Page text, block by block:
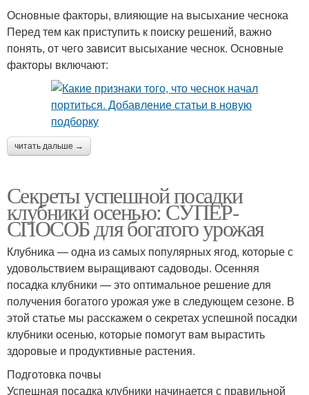
Основные факторы, влияющие на высыхание чеснока
Перед тем как приступить к поиску решений, важно
понять, от чего зависит высыхание чеснок. Основные
факторы включают:
читать дальше →
Секреты успешной посадки
клубники осенью: СУПЕР-
СПОСОБ для богатого урожая
Клубника — одна из самых популярных ягод, которые с
удовольствием выращивают садоводы. Осенняя
посадка клубники — это оптимальное решение для
получения богатого урожая уже в следующем сезоне. В
этой статье мы расскажем о секретах успешной посадки
клубники осенью, которые помогут вам вырастить
здоровые и продуктивные растения.
Подготовка почвы
Успешная посадка клубники начинается с правильной